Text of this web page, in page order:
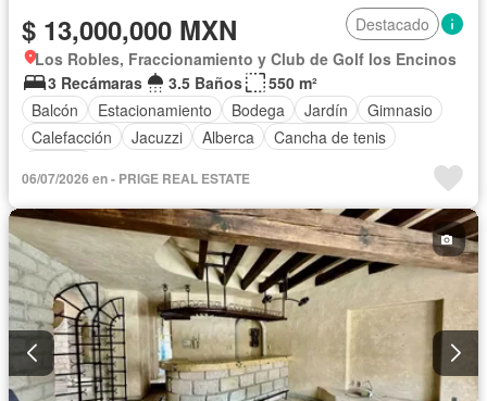
$ 13,000,000 MXN
Destacado
Los Robles, Fraccionamiento y Club de Golf los Encinos
3 Recámaras
3.5 Baños
550 m²
Balcón
Estacionamiento Bodega Jardín
Gimnasio
Calefacción
Jacuzzi Alberca
Cancha de tenis
06/07/2026 en - PRIGE REAL ESTATE